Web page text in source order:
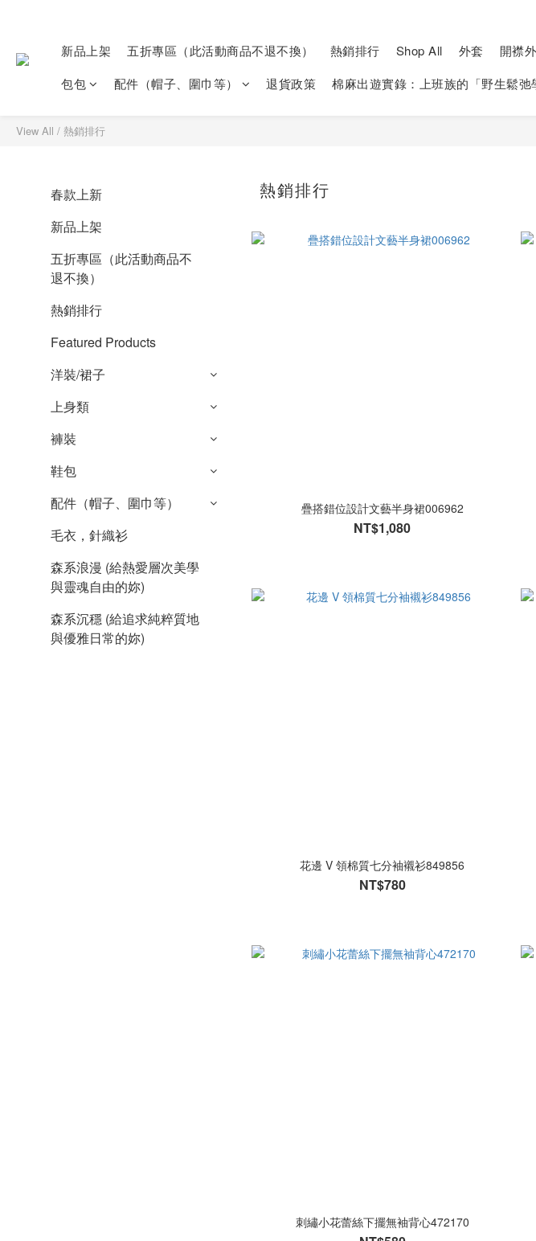
新品上架 五折專區（此活動商品不退不換） 熱銷排行 Shop All 外套 開襟
包包
配件（帽子、圍巾等） 退貨政策 棉麻出遊實錄：上班族的「野生鬆
View All / 熱銷排行
春款上新
新品上架
五折專區（此活動商品不
退不換）
熱銷排行
Featured Products
洋裝/裙子
上身類
褲裝
鞋包
配件（帽子、圍巾等）
毛衣，針織衫
森系浪漫 (給熱愛層次美學
與靈魂自由的妳)
森系沉穩 (給追求純粹質地
與優雅日常的妳)
熱銷排行
疊搭錯位設計文藝半身裙006962
NT$1,080
花邊 V 領棉質七分袖襯衫849856
NT$780
刺繡小花蕾絲下擺無袖背心472170